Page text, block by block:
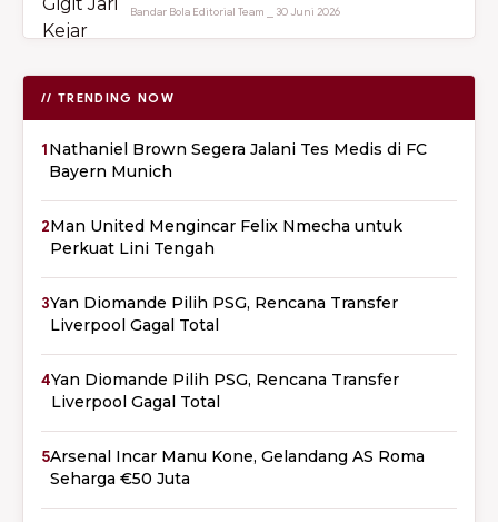
Bandar Bola Editorial Team ⎯ 30 Juni 2026
// TRENDING NOW
1Nathaniel Brown Segera Jalani Tes Medis di FC
Bayern Munich
2Man United Mengincar Felix Nmecha untuk
Perkuat Lini Tengah
3Yan Diomande Pilih PSG, Rencana Transfer
Liverpool Gagal Total
4Yan Diomande Pilih PSG, Rencana Transfer
Liverpool Gagal Total
5Arsenal Incar Manu Kone, Gelandang AS Roma
Seharga €50 Juta